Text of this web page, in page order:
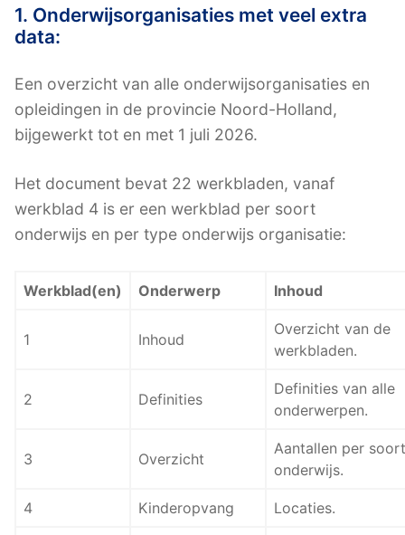
1. Onderwijsorganisaties met veel extra
data:
Een overzicht van alle onderwijsorganisaties en
opleidingen in de provincie Noord-Holland,
bijgewerkt tot en met 1 juli 2026.
Het document bevat 22 werkbladen, vanaf
werkblad 4 is er een werkblad per soort
onderwijs en per type onderwijs organisatie:
Werkblad(en) Onderwerp Inhoud
1 Inhoud
Overzicht van de
werkbladen.
2 Definities
Definities van alle
onderwerpen.
3 Overzicht
Aantallen per soort
onderwijs.
4 Kinderopvang Locaties.